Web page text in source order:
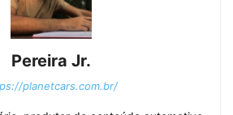
Pereira Jr.
planetcars.com.br/